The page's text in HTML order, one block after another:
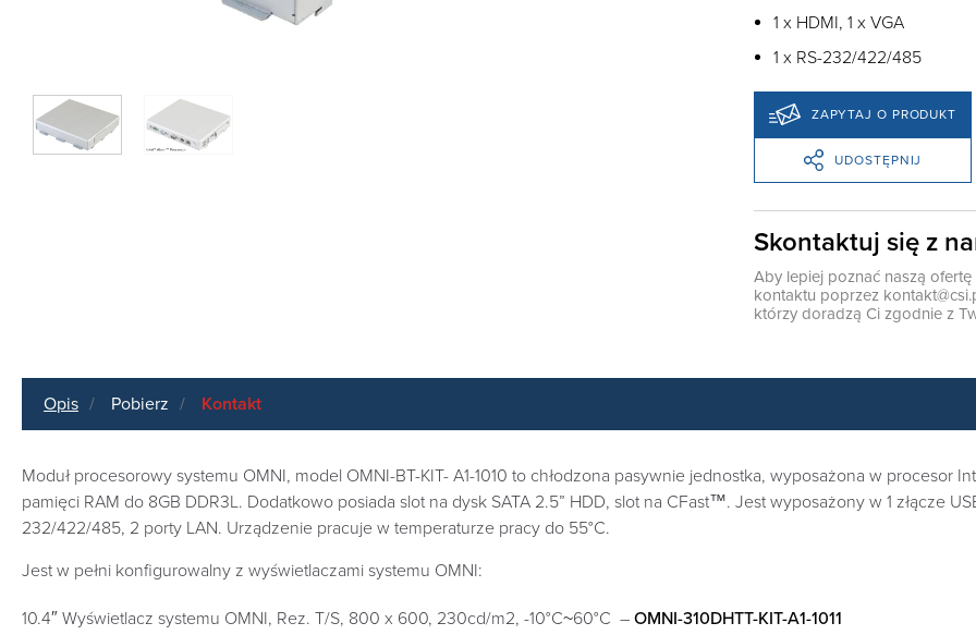
1 x HDMI, 1 x VGA
1 x RS-232/422/485
ZAPYTAJ O PRODUKT
UDOSTĘPNIJ
Skontaktuj się z
Aby lepiej poznać naszą
kontaktu poprzez
którzy doradzą Ci zgodnie z
Opis Pobierz Kontakt
Moduł procesorowy systemu OMNI, model OMNI-BT-KIT- A1-1010 to chłodzona pasywnie jednostka, wyposażona w procesor
pamięci RAM do 8GB DDR3L. Dodatkowo posiada slot na dysk SATA 2.5” HDD, slot na CFast™. Jest wyposażony w 1 złącze
232/422/485, 2 porty LAN. Urządzenie pracuje w temperaturze pracy do 55°C.
Jest w pełni konfigurowalny z wyświetlaczami systemu OMNI:
10.4″ Wyświetlacz systemu OMNI, Rez. T/S, 800 x 600, 230cd/m2, -10°C~60°C – OMNI-310DHTT-KIT-A1-1011